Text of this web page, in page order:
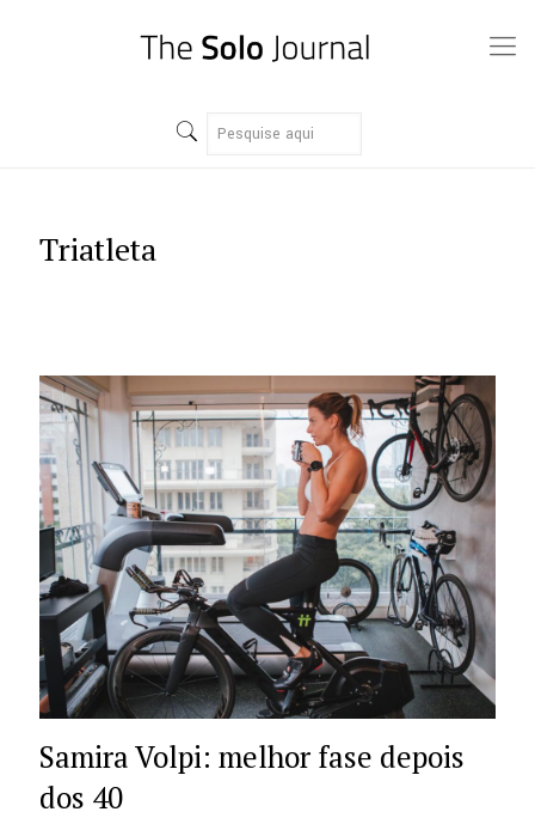
Triatleta
Samira Volpi: melhor fase depois
dos 40